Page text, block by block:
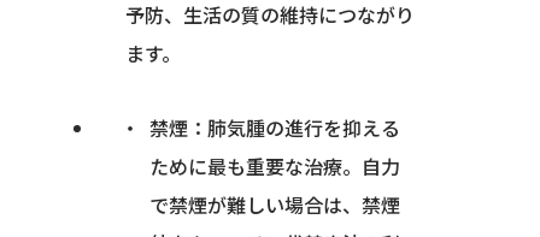
予防、生活の質の維持につながり
ます。
禁煙：肺気腫の進行を抑える
ために最も重要な治療。自力
で禁煙が難しい場合は、禁煙